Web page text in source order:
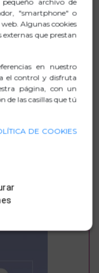
"smartphone" o
Algunas cookies
externas que prestan
en nuestro
el control y disfruta
página, con un
de las casillas que tú
DE COOKIES